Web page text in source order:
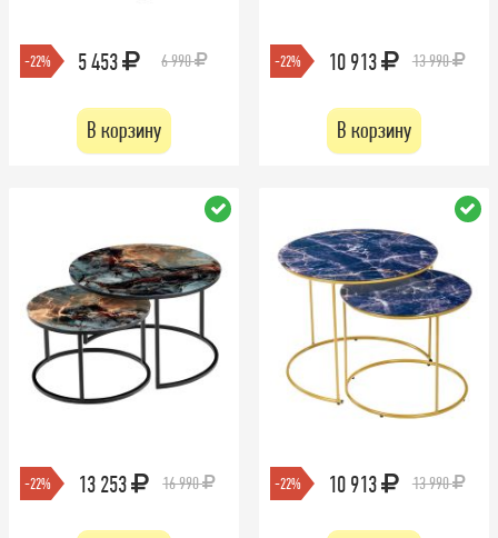
-22% 5 453 6 990
В корзину
-22% 10 913 13 990
В корзину
-22% 13 253 16 990 -22% 10 913 13 990